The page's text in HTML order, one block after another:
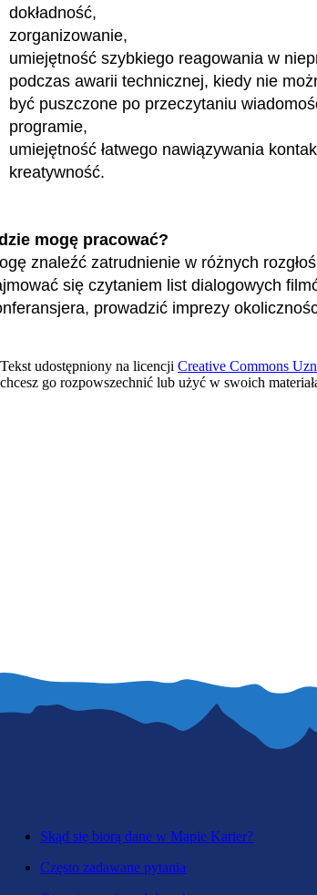
dokładność,
zorganizowanie,
umiejętność szybkiego reagowania w
podczas awarii technicznej, kiedy nie
być puszczone po przeczytaniu
programie,
umiejętność łatwego nawiązywania
kreatywność.
mogę pracować?
znaleźć zatrudnienie w różnych
się czytaniem list dialogowych
prowadzić imprezy
Tekst udostępniony na licencji Creative Commons
chcesz go rozpowszechnić lub użyć w swoich
Skąd się biorą dane w Mapie Karier?
Często zadawane pytania